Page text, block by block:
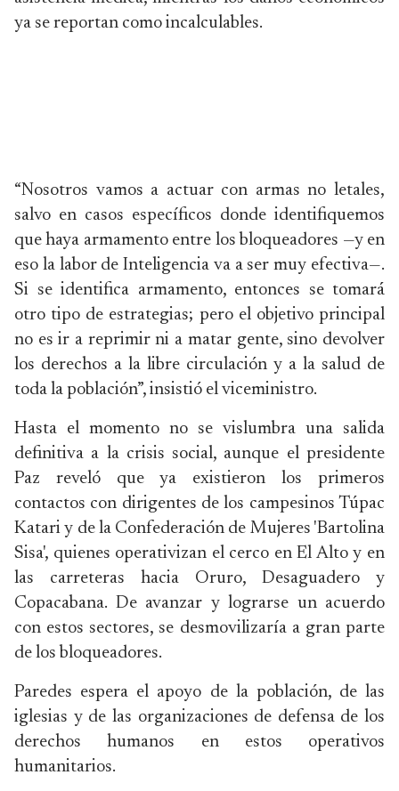
ya se reportan como incalculables.
“Nosotros vamos a actuar con armas no letales,
salvo en casos específicos donde identifiquemos
que haya armamento entre los bloqueadores —y en
eso la labor de Inteligencia va a ser muy efectiva—.
Si se identifica armamento, entonces se tomará
otro tipo de estrategias; pero el objetivo principal
no es ir a reprimir ni a matar gente, sino devolver
los derechos a la libre circulación y a la salud de
toda la población”, insistió el viceministro.
Hasta el momento no se vislumbra una salida
definitiva a la crisis social, aunque el presidente
Paz reveló que ya existieron los primeros
contactos con dirigentes de los campesinos Túpac
Katari y de la Confederación de Mujeres 'Bartolina
Sisa', quienes operativizan el cerco en El Alto y en
las carreteras hacia Oruro, Desaguadero y
Copacabana. De avanzar y lograrse un acuerdo
con estos sectores, se desmovilizaría a gran parte
de los bloqueadores.
Paredes espera el apoyo de la población, de las
iglesias y de las organizaciones de defensa de los
derechos humanos en estos operativos
humanitarios.